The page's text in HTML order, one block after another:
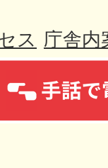
ス 庁舎内